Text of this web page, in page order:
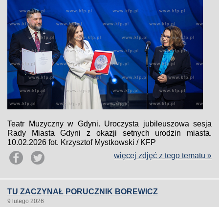
Teatr Muzyczny w Gdyni. Uroczysta jubileuszowa sesja
Rady Miasta Gdyni z okazji setnych urodzin miasta.
10.02.2026 fot. Krzysztof Mystkowski / KFP
więcej zdjęć z tego tematu »
TU ZACZYNAŁ PORUCZNIK BOREWICZ
9 lutego 2026